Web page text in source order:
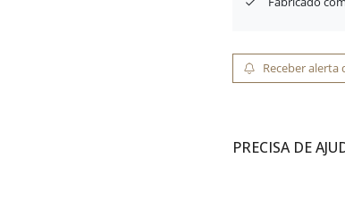
Receber alerta
PRECISA DE